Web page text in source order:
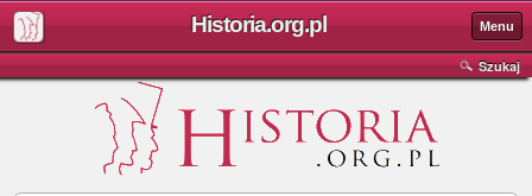
Historia.org.pl Menu
Szukaj